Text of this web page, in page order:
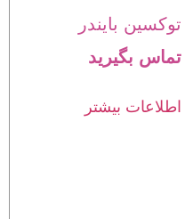
توکسین بایندر
تماس بگیرید
اطلاعات بیشتر